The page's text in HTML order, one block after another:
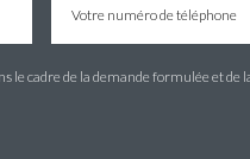
cadre de la demande formulée et